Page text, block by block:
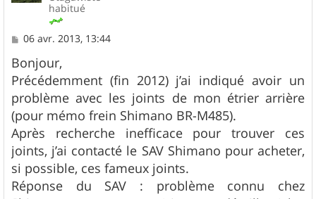
habitué
M
s
s
a
g
e
06 avr. 2013, 13:44
Bonjour,
Précédemment (fin 2012) j’ai indiqué avoir un
problème avec les joints de mon étrier arrière
(pour mémo frein Shimano BR-M485).
Après recherche inefficace pour trouver ces
joints, j’ai contacté le SAV Shimano pour acheter,
si possible, ces fameux joints.
Réponse du SAV : problème connu chez